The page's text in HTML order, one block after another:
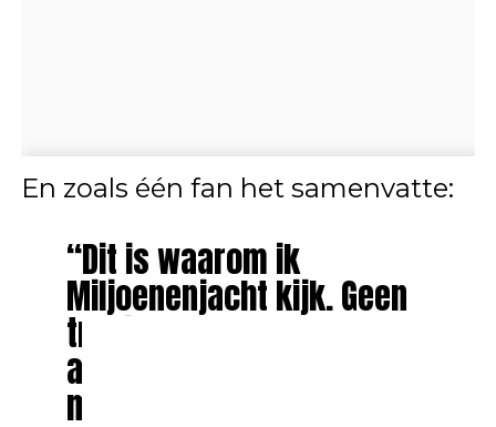
En zoals één fan het samenvatte:
“Dit is waarom ik
Miljoenenjacht kijk. Geen
trucjes, geen drama,
alleen pure spanning en
mensen die het spel slim